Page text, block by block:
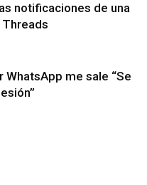
notificaciones de una
WhatsApp me sale “Se